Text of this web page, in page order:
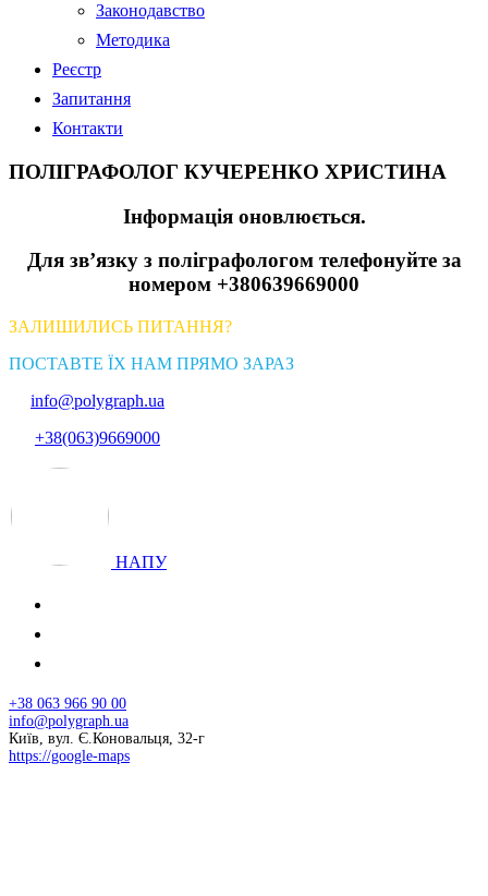
Законодавство
Методика
Реєстр
Запитання
Контакти
ПОЛІГРАФОЛОГ КУЧЕРЕНКО ХРИСТИНА
Інформація оновлюється.
Для зв’язку з поліграфологом телефонуйте за
номером +380639669000
ЗАЛИШИЛИСЬ ПИТАННЯ?
ПОСТАВТЕ ЇХ НАМ ПРЯМО ЗАРАЗ
info@polygraph.ua
+38(063)9669000
НАПУ
+38 063 966 90 00
info@polygraph.ua
Київ, вул. Є.Коновальця, 32-г
https://google-maps